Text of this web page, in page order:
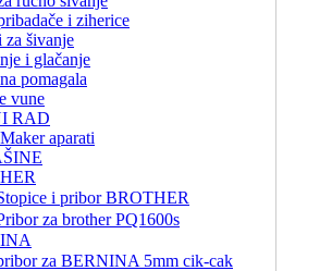
i ziherice
za šivanje
i glačanje
pomagala
vune
RAD
aparati
i pribor BROTHER
za brother PQ1600s
za BERNINA 5mm cik-cak